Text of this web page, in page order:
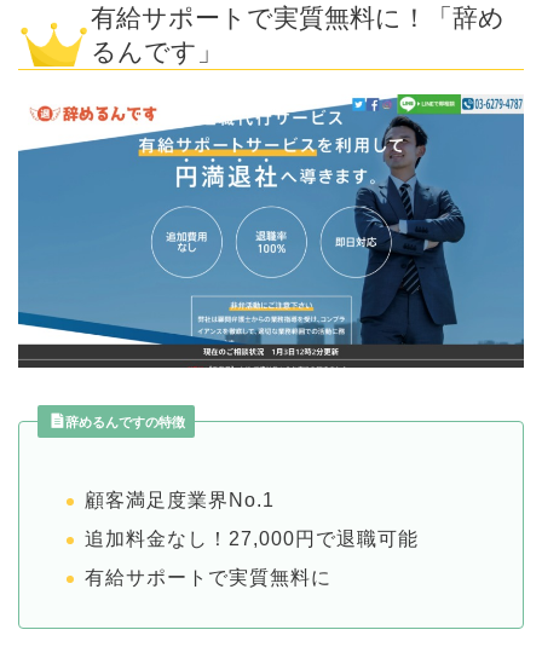
有給サポートで実質無料に！「辞め
るんです」
辞めるんですの特徴
顧客満足度業界No.1
追加料金なし！27,000円で退職可能
有給サポートで実質無料に